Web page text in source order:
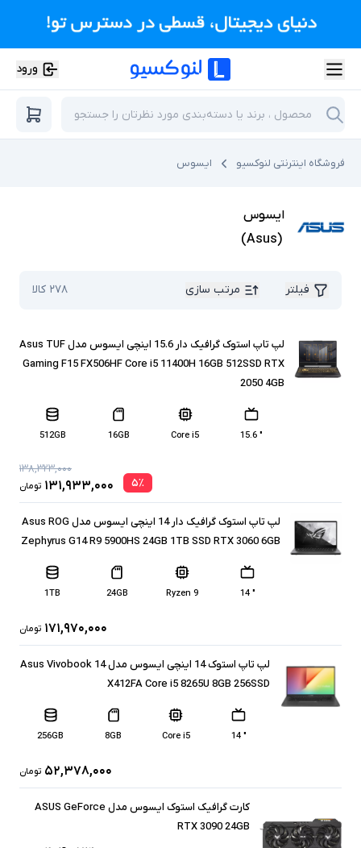
ورود
فروشگاه اینترنتی لنوکسیو ایسوس
ایسوس
(
Asus
)
فیلتر مرتب سازی ۲۷۸ کالا
لپ تاپ استوک گرافیک دار 15.6 اینچی ایسوس مدل Asus TUF
Gaming F15 FX506HF Core i5 11400H 16GB 512SSD RTX
2050 4GB
" 15.6
Core i5
16GB
512GB
۵٪
۱۳۸,۳۲۳,۰۰۰
۱۳۱,۹۳۳,۰۰۰ تومان
لپ تاپ استوک گرافیک دار 14 اینچی ایسوس مدل Asus ROG
Zephyrus G14 R9 5900HS 24GB 1TB SSD RTX 3060 6GB
" 14
Ryzen 9
24GB
1TB
۱۷۱,۹۷۰,۰۰۰ تومان
لپ تاپ استوک 14 اینچی ایسوس مدل Asus Vivobook 14
X412FA Core i5 8265U 8GB 256SSD
" 14
Core i5
8GB
256GB
۵۲,۳۷۸,۰۰۰ تومان
کارت گرافیک استوک ایسوس مدل ASUS GeForce
RTX 3090 24GB